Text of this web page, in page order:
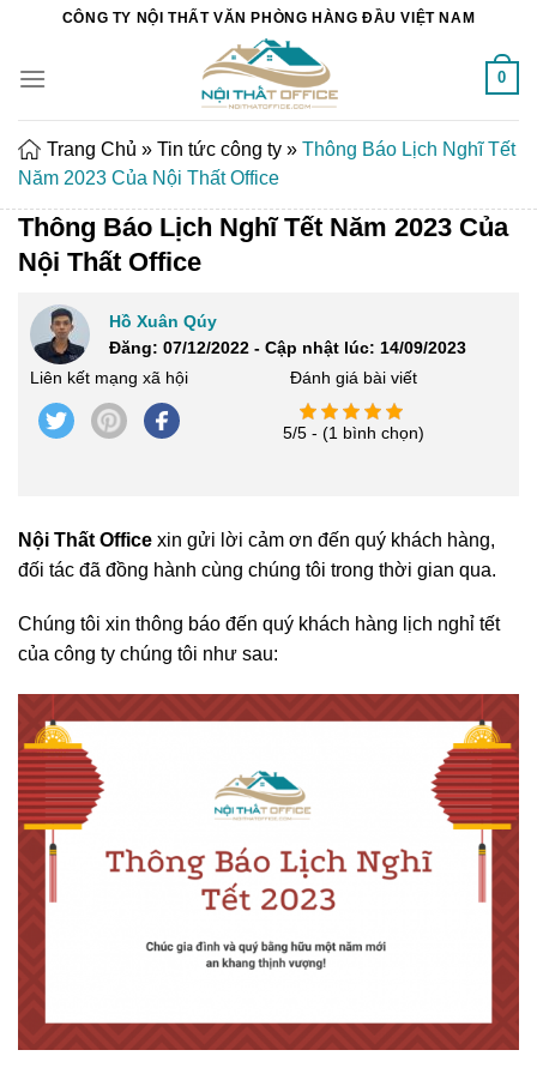
Chuyển
nội
CÔNG TY NỘI THẤT VĂN PHÒNG HÀNG ĐẦU VIỆT NAM
0
Trang Chủ » Tin tức công ty » Thông Báo Lịch Nghĩ Tết
Năm 2023 Của Nội Thất Office
Thông Báo Lịch Nghĩ Tết Năm 2023 Của
Nội Thất Office
Hồ Xuân Qúy
Đăng: 07/12/2022 - Cập nhật lúc: 14/09/2023
Liên kết mạng xã hội
Đánh giá bài viết
5/5 - (1 bình chọn)
Nội Thất Office xin gửi lời cảm ơn đến quý khách hàng,
đối tác đã đồng hành cùng chúng tôi trong thời gian qua.
Chúng tôi xin thông báo đến quý khách hàng lịch nghỉ tết
của công ty chúng tôi như sau: